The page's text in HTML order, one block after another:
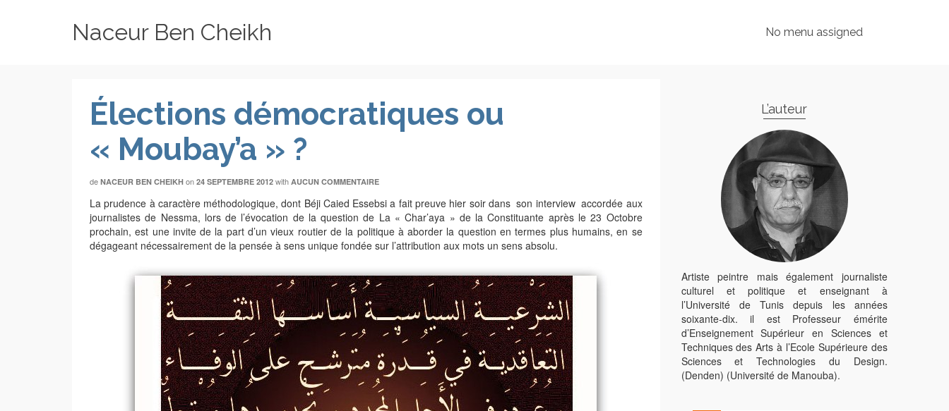
Naceur Ben Cheikh No menu assigned
Élections démocratiques ou
« Moubay’a » ?
de NACEUR BEN CHEIKH on 24 SEPTEMBRE 2012 with AUCUN COMMENTAIRE
La prudence à caractère méthodologique, dont Béji Caied Essebsi a fait preuve hier soir dans son interview accordée aux
journalistes de Nessma, lors de l’évocation de la question de La « Char’aya » de la Constituante après le 23 Octobre
prochain, est une invite de la part d’un vieux routier de la politique à aborder la question en termes plus humains, en se
dégageant nécessairement de la pensée à sens unique fondée sur l’attribution aux mots un sens absolu.
L’auteur
Artiste peintre mais également journaliste
culturel et politique et enseignant à
l’Université de Tunis depuis les années
soixante-dix. il est Professeur émérite
d’Enseignement Supérieur en Sciences et
Techniques des Arts à l’Ecole Supérieure des
Sciences et Technologies du Design.
(Denden) (Université de Manouba).